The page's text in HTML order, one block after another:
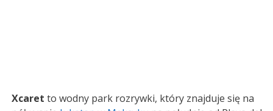
Xcaret to wodny park rozrywki, który znajduje się na